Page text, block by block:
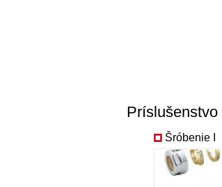
Príslušenstvo
Šróbenie I